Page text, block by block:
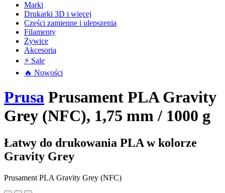
Marki
Drukarki 3D i więcej
Części zamienne i ulepszenia
Filamenty
Żywice
Akcesoria
⚡ Sale
🔥 Nowości
Prusa Prusament PLA Gravity
Grey (NFC), 1,75 mm / 1000 g
Łatwy do drukowania PLA w kolorze
Gravity Grey
Prusament PLA Gravity Grey (NFC)